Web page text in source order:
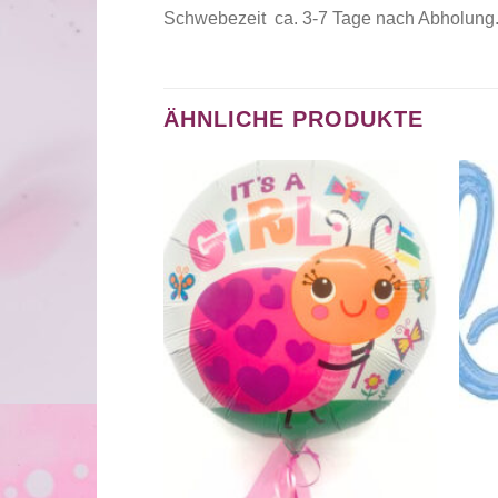
Schwebezeit ca. 3-7 Tage nach Abholung.
ÄHNLICHE PRODUKTE